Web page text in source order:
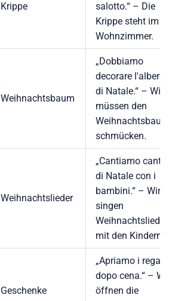
Krippe
salotto.“ – Die
Krippe steht im
Wohnzimmer.
Weihnachtsbaum
„Dobbiamo
decorare l'albero
di Natale.“ – Wir
müssen den
Weihnachtsbaum
schmücken.
Weihnachtslieder
„Cantiamo canti
di Natale con i
bambini.“ – Wir
singen
Weihnachtslieder
mit den Kindern.
Geschenke
„Apriamo i regali
dopo cena.“ – Wir
öffnen die